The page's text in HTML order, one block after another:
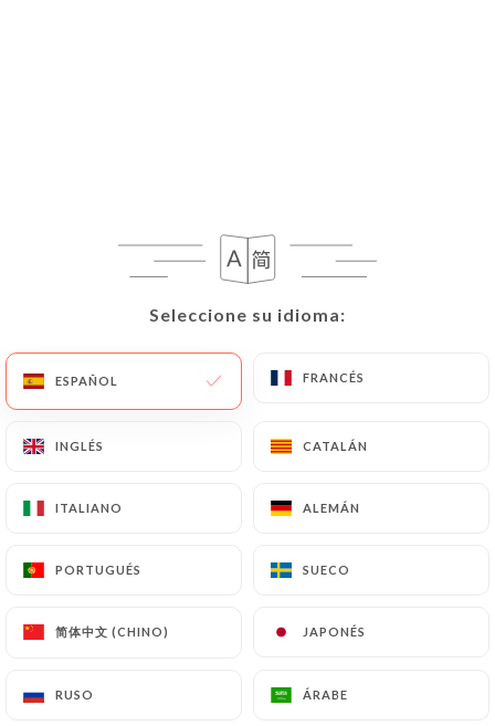
Seleccione su idioma:
ESPAÑOL FRANCÉS
INGLÉS CATALÁN
ITALIANO ALEMÁN
PORTUGUÉS SUECO
简体中文 (CHINO) JAPONÉS
RUSO ÁRABE
Seleccione su idioma:
ESPAÑOL FRANCÉS
INGLÉS CATALÁN
ITALIANO ALEMÁN
PORTUGUÉS SUECO
简体中文 (CHINO) JAPONÉS
RUSO ÁRABE